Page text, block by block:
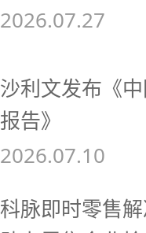
2026.07.27
沙利文发布《
报告》
2026.07.10
科脉即时零售